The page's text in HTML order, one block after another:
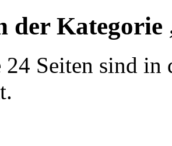
der Kategorie
24 Seiten sind